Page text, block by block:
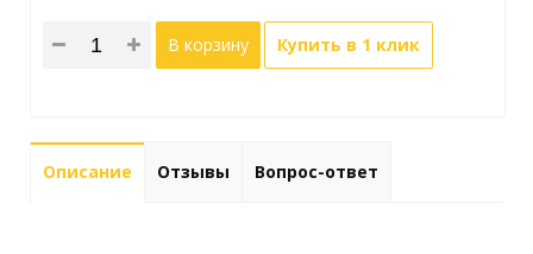
В корзину Купить в 1 клик
Описание Отзывы Вопрос-ответ